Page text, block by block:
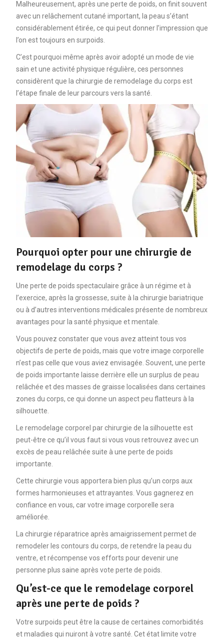
Malheureusement, après une perte de poids, on finit souvent
avec un relâchement cutané important, la peau s’étant
considérablement étirée, ce qui peut donner l’impression que
l’on est toujours en surpoids.
C’est pourquoi même après avoir adopté un mode de vie
sain et une activité physique régulière, ces personnes
considèrent que la chirurgie de remodelage du corps est
l’étape finale de leur parcours vers la santé.
Pourquoi opter pour une chirurgie de
remodelage du corps ?
Une perte de poids spectaculaire grâce à un régime et à
l’exercice, après la grossesse, suite à la chirurgie bariatrique
ou à d’autres interventions médicales présente de nombreux
avantages pour la santé physique et mentale.
Vous pouvez constater que vous avez atteint tous vos
objectifs de perte de poids, mais que votre image corporelle
n’est pas celle que vous aviez envisagée. Souvent, une perte
de poids importante laisse derrière elle un surplus de peau
relâchée et des masses de graisse localisées dans certaines
zones du corps, ce qui donne un aspect peu flatteurs à la
silhouette.
Le remodelage corporel par chirurgie de la silhouette est
peut-être ce qu’il vous faut si vous vous retrouvez avec un
excès de peau relâchée suite à une perte de poids
importante.
Cette chirurgie vous apportera bien plus qu’un corps aux
formes harmonieuses et attrayantes. Vous gagnerez en
confiance en vous, car votre image corporelle sera
améliorée.
La chirurgie réparatrice après amaigrissement permet de
remodeler les contours du corps, de retendre la peau du
ventre, et récompense vos efforts pour devenir une
personne plus saine après vote perte de poids.
Qu’est-ce que le remodelage corporel
après une perte de poids ?
Votre surpoids peut être la cause de certaines comorbidités
et maladies qui nuiront à votre santé. Cet état limite votre